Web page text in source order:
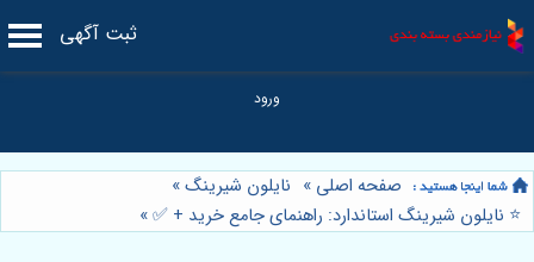
ثبت آگهی
صفحه اصلی » نایلون شیرینگ»
⭐️ نایلون شیرینگ استاندارد: راهنمای جامع خرید + ✅»